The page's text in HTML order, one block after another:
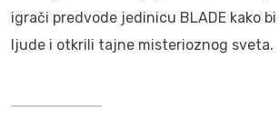
igrači predvode jedinicu BLADE kako
ljude i otkrili tajne misterioznog sveta.